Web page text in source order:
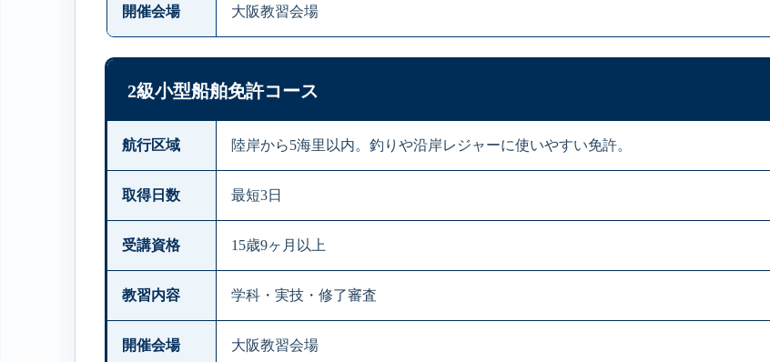
開催会場 大阪教習会場
2級小型船舶免許コース
航行区域 陸岸から5海里以内。釣りや沿岸レジャーに使いやすい免許。
取得日数 最短3日
受講資格 15歳9ヶ月以上
教習内容 学科・実技・修了審査
開催会場 大阪教習会場